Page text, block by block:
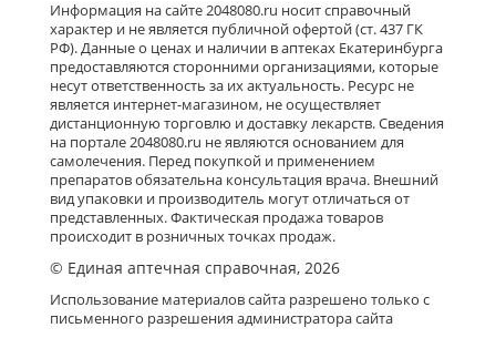
Информация на сайте 2048080.ru носит справочный
характер и не является публичной офертой (ст. 437 ГК
РФ). Данные о ценах и наличии в аптеках Екатеринбурга
предоставляются сторонними организациями, которые
несут ответственность за их актуальность. Ресурс не
является интернет-магазином, не осуществляет
дистанционную торговлю и доставку лекарств. Сведения
на портале 2048080.ru не являются основанием для
самолечения. Перед покупкой и применением
препаратов обязательна консультация врача. Внешний
вид упаковки и производитель могут отличаться от
представленных. Фактическая продажа товаров
происходит в розничных точках продаж.
© Единая аптечная справочная, 2026
Использование материалов сайта разрешено только с
письменного разрешения администратора сайта